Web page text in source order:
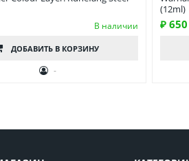
В наличии
ДОБАВИТЬ В КОРЗИНУ
-
(12ml)
₽ 650